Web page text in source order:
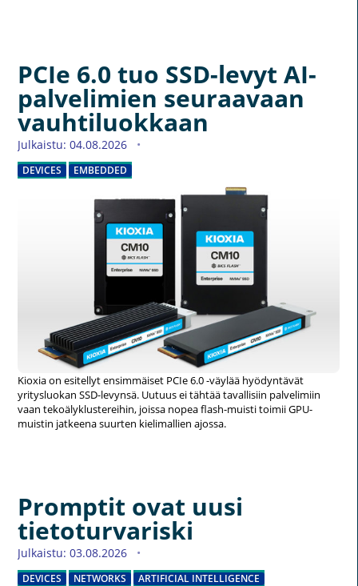
PCIe 6.0 tuo SSD-levyt AI-
palvelimien seuraavaan
vauhtiluokkaan
Julkaistu: 04.08.2026
DEVICES EMBEDDED
Kioxia on esitellyt ensimmäiset PCIe 6.0 -väylää hyödyntävät
yritysluokan SSD-levynsä. Uutuus ei tähtää tavallisiin palvelimiin
vaan tekoälyklustereihin, joissa nopea flash-muisti toimii GPU-
muistin jatkeena suurten kielimallien ajossa.
Promptit ovat uusi
tietoturvariski
Julkaistu: 03.08.2026
DEVICES NETWORKS ARTIFICIAL INTELLIGENCE